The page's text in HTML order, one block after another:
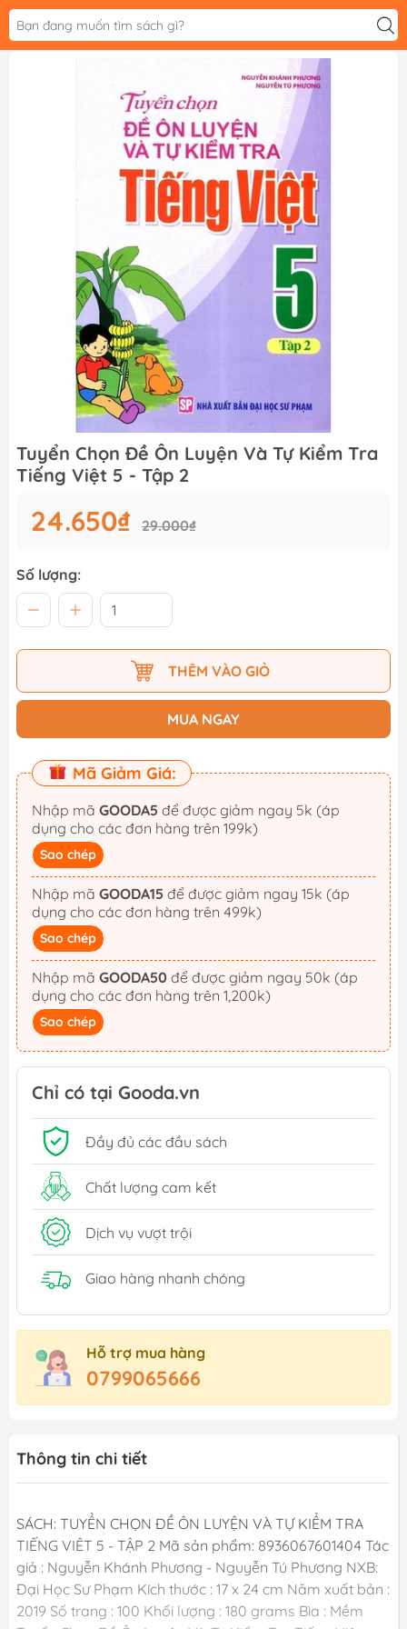
Tuyển Chọn Đề Ôn Luyện Và Tự Kiểm Tra
Tiếng Việt 5 - Tập 2
24.650₫ 29.000₫
Số lượng:
THÊM VÀO GIỎ
MUA NGAY
Mã Giảm Giá:
Nhập mã GOODA5
dụng cho các đơn hàng trên 199k)
Sao chép
Nhập mã GOODA15
dụng cho các đơn hàng trên 499k)
Sao chép
Nhập mã GOODA50
dụng cho các đơn hàng trên 1,200k)
Sao chép
Chỉ có tại Gooda.vn
Đầy đủ các đầu sách
Chất lượng cam kết
Dịch vụ vượt trội
Giao hàng nhanh chóng
Hỗ trợ mua hàng
0799065666
Thông tin chi tiết
SÁCH: TUYỂN CHỌN ĐỀ ÔN LUYỆN VÀ TỰ KIỂM TRA
TIẾNG VIÊT 5 - TẬP 2 Mã sản phẩm: 8936067601404 Tác
giả : Nguyễn Khánh Phương - Nguyễn Tú Phương NXB:
Đại Học Sư Phạm Kích thước : 17 x 24 cm Năm xuất bản :
2019 Số trang : 100 Khối lượng : 180 grams Bìa : Mềm